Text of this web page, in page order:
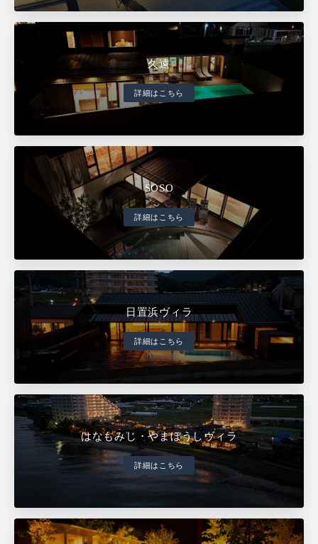
久遠
詳細はこちら
SOSO
詳細はこちら
日置浜ヴィラ
詳細はこちら
はなもみじ・やまぼうしヴィラ
詳細はこちら